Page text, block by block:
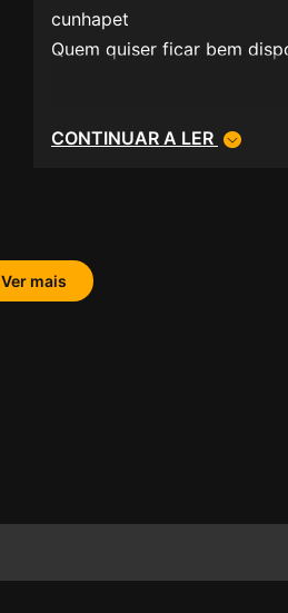
cunhapet
Quem quiser ficar bem
CONTINUAR A LER
Ver mais